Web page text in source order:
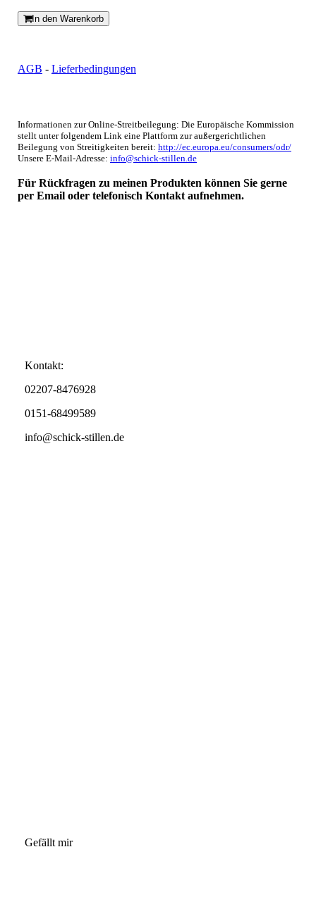
In den Warenkorb
AGB - Lieferbedingungen
Informationen zur Online-Streitbeilegung: Die Europäische Kommission
stellt unter folgendem Link eine Plattform zur außergerichtlichen
Beilegung von Streitigkeiten bereit: http://ec.europa.eu/consumers/odr/
Unsere E-Mail-Adresse: info@schick-stillen.de
Für Rückfragen zu meinen Produkten können Sie gerne
per Email oder telefonisch Kontakt aufnehmen.
Kontakt:
02207-8476928
0151-68499589
info@schick-stillen.de
Gefällt mir